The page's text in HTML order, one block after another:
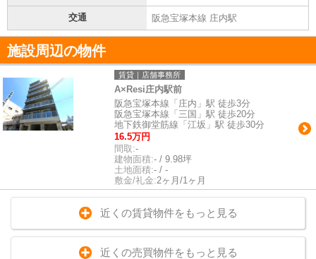
交通 阪急宝塚本線 庄内駅
施設周辺の物件
賃貸｜店舗事務所
A×Resi庄内駅前
阪急宝塚本線「庄内」駅 徒歩3分
阪急宝塚本線「三国」駅 徒歩20分
地下鉄御堂筋線「江坂」駅 徒歩30分
16.5万円
間取:-
建物面積:- / 9.98坪
土地面積:- / -
敷金/礼金:2ヶ月/1ヶ月
近くの賃貸物件をもっと見る
近くの売買物件をもっと見る